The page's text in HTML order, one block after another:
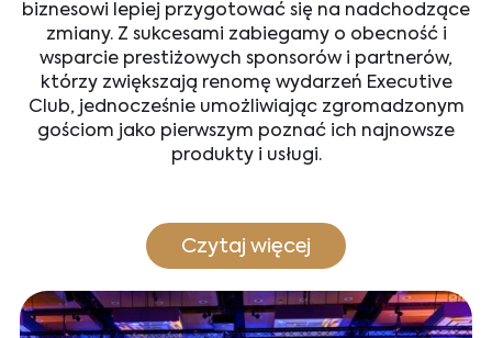
biznesowi lepiej przygotować się na nadchodzące
zmiany. Z sukcesami zabiegamy o obecność i
wsparcie prestiżowych sponsorów i partnerów,
którzy zwiększają renomę wydarzeń Executive
Club, jednocześnie umożliwiając zgromadzonym
gościom jako pierwszym poznać ich najnowsze
produkty i usługi.
Czytaj więcej